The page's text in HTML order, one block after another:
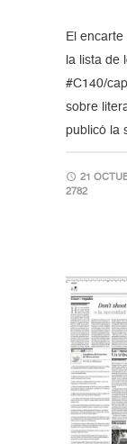
El
la lista de
#C140/
sobre
publicó la
21
2782